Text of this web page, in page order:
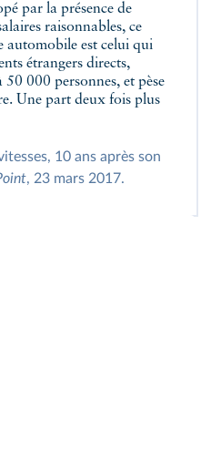
par la présence de
raisonnables, ce
automobile est celui qui
étrangers directs,
000 personnes, et pèse
Une part deux fois plus
10 ans après son
, 23 mars 2017.